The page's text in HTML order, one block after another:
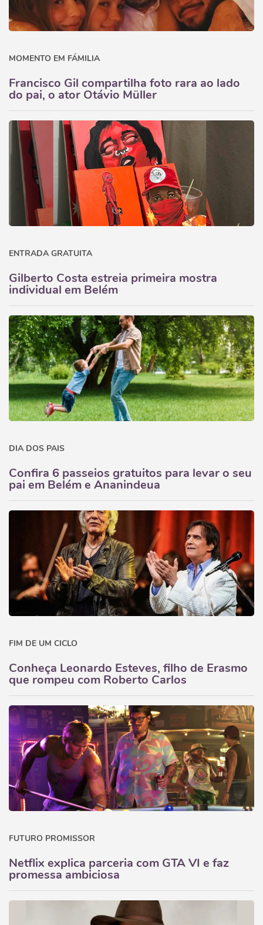
MOMENTO EM FÁMILIA
Francisco Gil compartilha foto rara ao lado
do pai, o ator Otávio Müller
ENTRADA GRATUITA
Gilberto Costa estreia primeira mostra
individual em Belém
DIA DOS PAIS
Confira 6 passeios gratuitos para levar o seu
pai em Belém e Ananindeua
FIM DE UM CICLO
Conheça Leonardo Esteves, filho de Erasmo
que rompeu com Roberto Carlos
FUTURO PROMISSOR
Netflix explica parceria com GTA VI e faz
promessa ambiciosa